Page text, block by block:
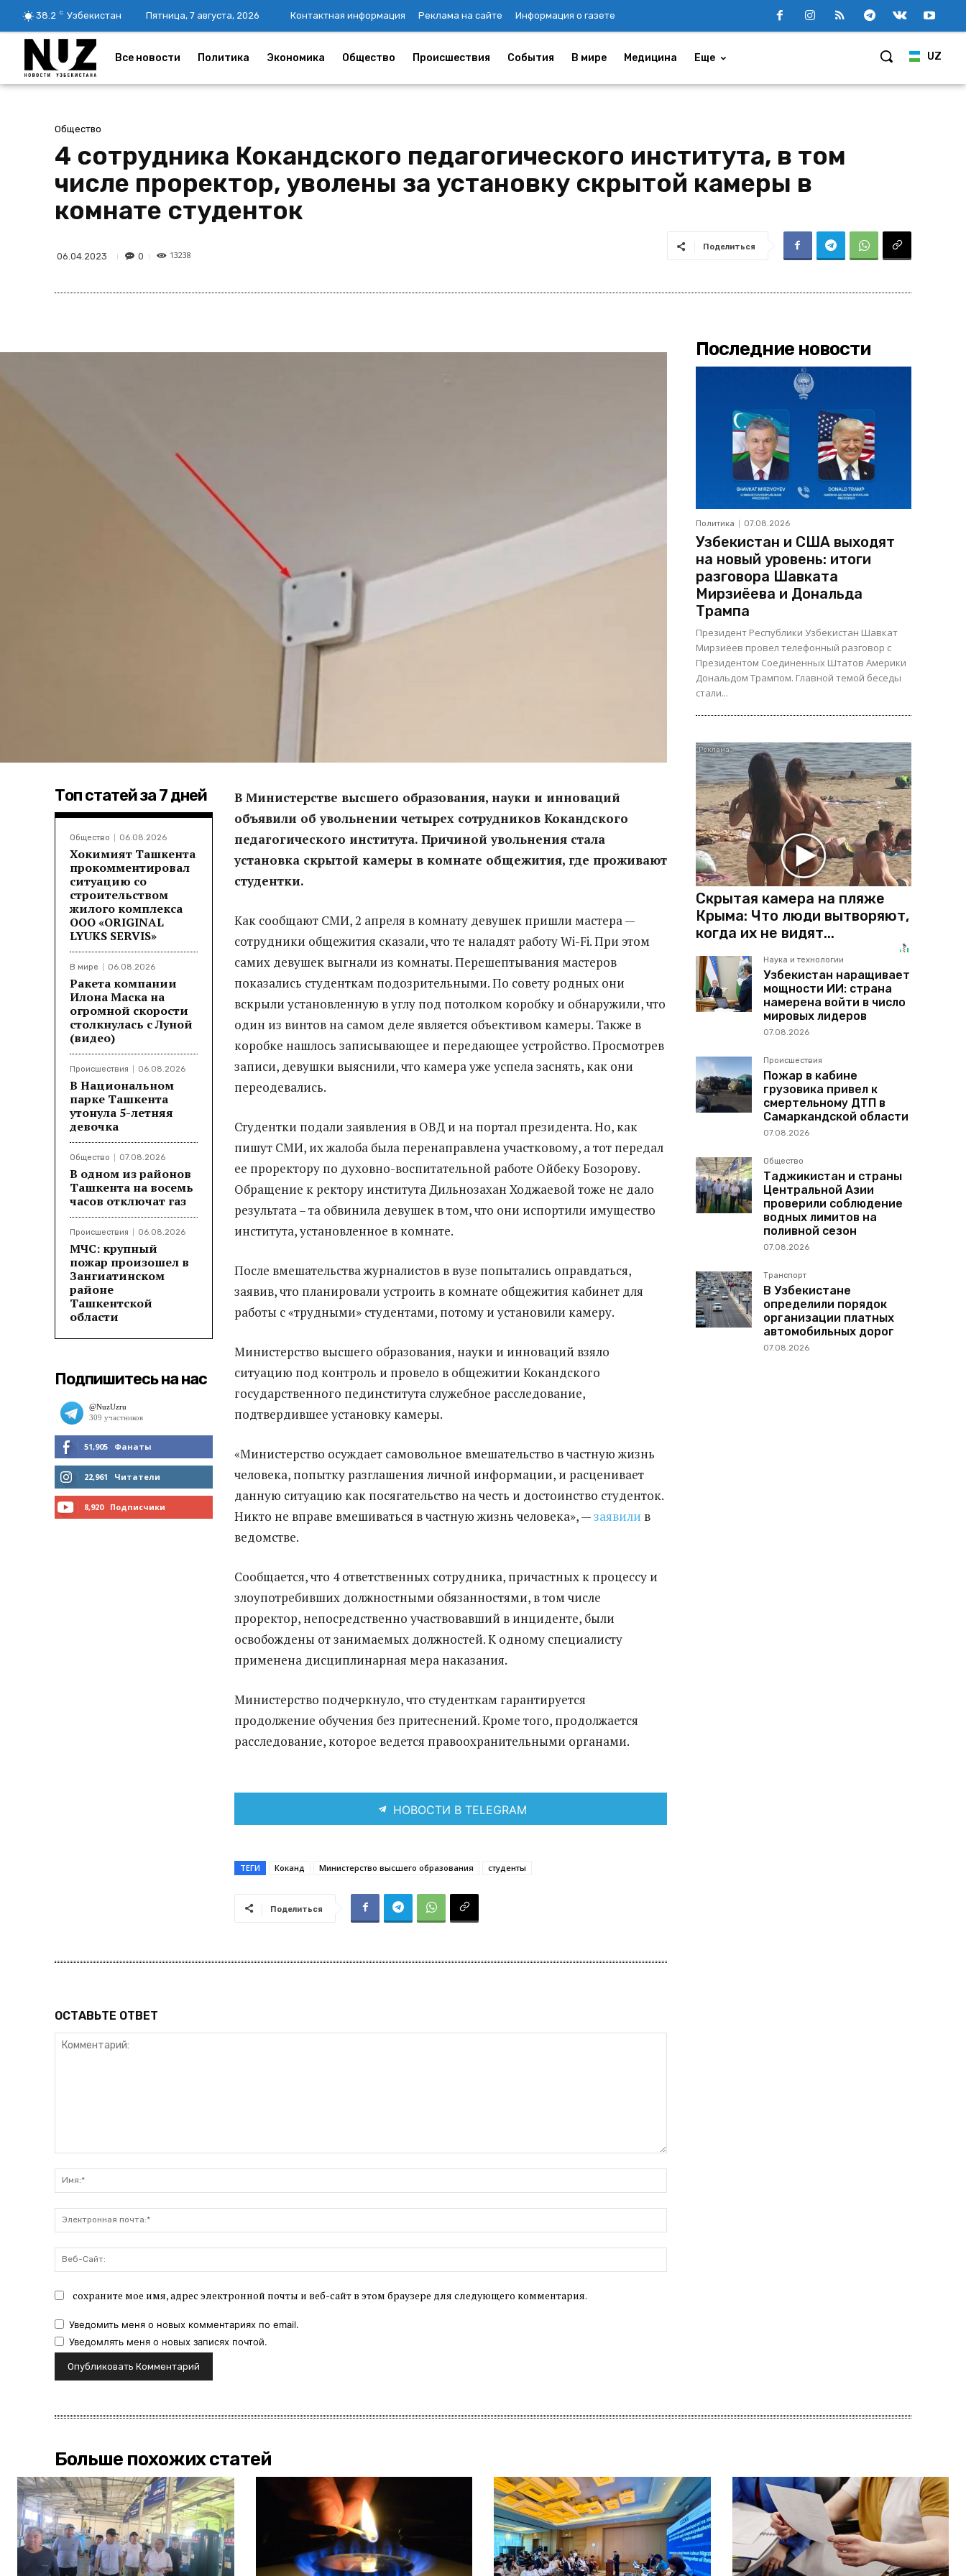
38.2 C Узбекистан Пятница, 7 августа, 2026 Контактная информация Реклама на сайте Информация о газете
UZ
Все новости Политика Экономика Общество Происшествия События В мире Медицина Еще
Общество
4 сотрудника Кокандского педагогического института, в том
числе проректор, уволены за установку скрытой камеры в
комнате студенток
06.04.2023 0 13238
Поделиться
Топ статей за 7 дней
Общество 06.08.2026
Хокимият Ташкента
прокомментировал
ситуацию со
строительством
жилого комплекса
ООО «ORIGINAL
LYUKS SERVIS»
В мире 06.08.2026
Ракета компании
Илона Маска на
огромной скорости
столкнулась с Луной
(видео)
Происшествия 06.08.2026
В Национальном
парке Ташкента
утонула 5-летняя
девочка
Общество 07.08.2026
В одном из районов
Ташкента на восемь
часов отключат газ
Происшествия 06.08.2026
МЧС: крупный
пожар произошел в
Зангиатинском
районе
Ташкентской
области
Подпишитесь на нас
51,905 Фанаты
МНЕ НРАВИТСЯ
22,961 Читатели
8,920 Подписчики
В Министерстве высшего образования, науки и инноваций
объявили об увольнении четырех сотрудников Кокандского
педагогического института. Причиной увольнения стала
установка скрытой камеры в комнате общежития, где проживают
студентки.
Как сообщают СМИ, 2 апреля в комнату девушек пришли мастера —
сотрудники общежития сказали, что те наладят работу Wi-Fi. При этом
самих девушек выгнали из комнаты. Перешептывания мастеров
показались студенткам подозрительными. По совету родных они
вскрыли установленную в углу под потолком коробку и обнаружили, что
один из винтов на самом деле является объективом камеры. Также в
коробке нашлось записывающее и передающее устройство. Просмотрев
записи, девушки выяснили, что камера уже успела заснять, как они
переодевались.
Студентки подали заявления в ОВД и на портал президента. Но, как
пишут СМИ, их жалоба была перенаправлена участковому, а тот передал
ее проректору по духовно-воспитательной работе Ойбеку Бозорову.
Обращение к ректору института Дильнозахан Ходжаевой тоже не дало
результата – та обвинила девушек в том, что они испортили имущество
института, установленное в комнате.
После вмешательства журналистов в вузе попытались оправдаться,
заявив, что планировали устроить в комнате общежития кабинет для
работы с «трудными» студентами, потому и установили камеру.
Министерство высшего образования, науки и инноваций взяло
ситуацию под контроль и провело в общежитии Кокандского
государственного пединститута служебное расследование,
подтвердившее установку камеры.
«Министерство осуждает самовольное вмешательство в частную жизнь
человека, попытку разглашения личной информации, и расценивает
данную ситуацию как посягательство на честь и достоинство студенток.
Никто не вправе вмешиваться в частную жизнь человека», —заявили в
ведомстве.
Сообщается, что 4 ответственных сотрудника, причастных к процессу и
злоупотребивших должностными обязанностями, в том числе
проректор, непосредственно участвовавший в инциденте, были
освобождены от занимаемых должностей. К одному специалисту
применена дисциплинарная мера наказания.
Министерство подчеркнуло, что студенткам гарантируется
продолжение обучения без притеснений. Кроме того, продолжается
расследование, которое ведется правоохранительными органами.
НОВОСТИ В TELEGRAM
ТЕГИ Коканд Министерство высшего образования студенты
Поделиться
ОСТАВЬТЕ ОТВЕТ
почта:*
Сайт:
сохраните мое имя, адрес электронной почты и веб-сайт в этом браузере для следующего комментария.
Уведомить меня о новых комментариях по email.
Уведомлять меня о новых записях почтой.
Последние новости
Политика 07.08.2026
Узбекистан и США выходят
на новый уровень: итоги
разговора Шавката
Мирзиёева и Дональда
Трампа
Президент Республики Узбекистан Шавкат
Мирзиёев провел телефонный разговор с
Президентом Соединенных Штатов Америки
Дональдом Трампом. Главной темой беседы
стали...
Скрытая камера на пляже
Крыма: Что люди вытворяют,
когда их не видят...
Наука и технологии
Узбекистан наращивает
мощности ИИ: страна
намерена войти в число
мировых лидеров
07.08.2026
Происшествия
Пожар в кабине
грузовика привел к
смертельному ДТП в
Самаркандской области
07.08.2026
Общество
Таджикистан и страны
Центральной Азии
проверили соблюдение
водных лимитов на
поливной сезон
07.08.2026
Транспорт
В Узбекистане
определили порядок
организации платных
автомобильных дорог
07.08.2026
Больше похожих статей